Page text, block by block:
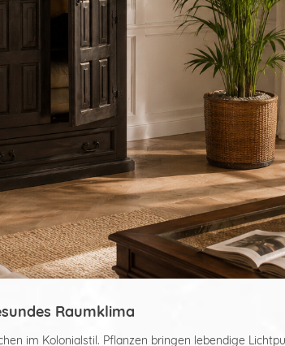
Raumklima
im Kolonialstil. Pflanzen bringen lebendige